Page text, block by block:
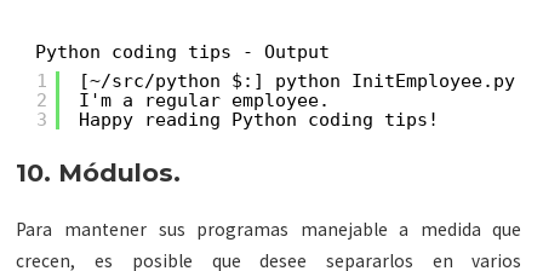
Python coding tips - Output
1
2
3
[~/src/python
$:] python InitEmployee.py
I'm a regular employee.
Happy reading Python coding tips!
10. Módulos.
Para mantener sus programas manejable a medida que
crecen, es posible que desee separarlos en varios